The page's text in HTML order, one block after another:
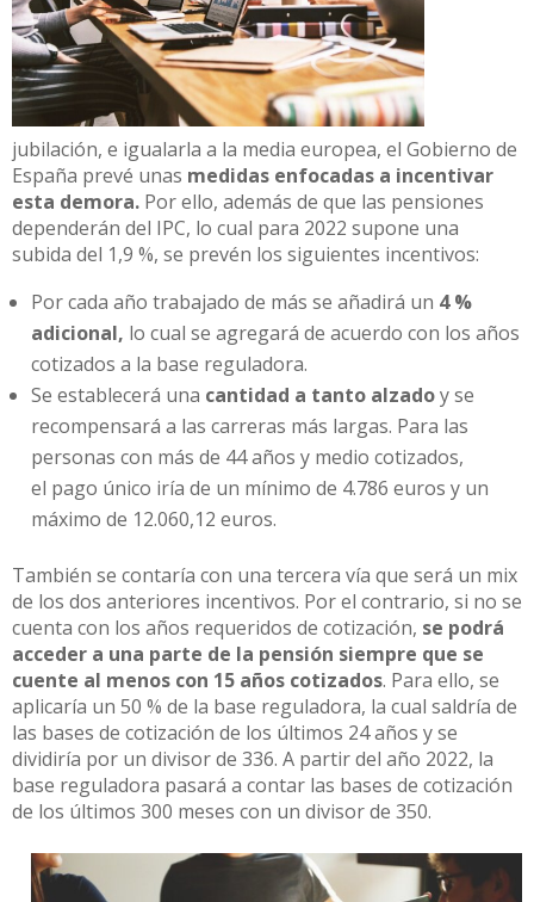
jubilación, e igualarla a la media europea, el Gobierno de
España prevé unas medidas enfocadas a incentivar
esta demora. Por ello, además de que las pensiones
dependerán del IPC, lo cual para 2022 supone una
subida del 1,9 %, se prevén los siguientes incentivos:
Por cada año trabajado de más se añadirá un 4 %
adicional, lo cual se agregará de acuerdo con los años
cotizados a la base reguladora.
Se establecerá una cantidad a tanto alzadoy se
recompensará a las carreras más largas. Para las
personas con más de 44 años y medio cotizados,
el pago único iría de un mínimo de 4.786 euros y un
máximo de 12.060,12 euros.
También se contaría con una tercera vía que será un mix
de los dos anteriores incentivos. Por el contrario, si no se
cuenta con los años requeridos de cotización, se podrá
acceder a una parte de la pensión siempre que se
cuente al menos con 15 años cotizados. Para ello, se
aplicaría un 50 % de la base reguladora, la cual saldría de
las bases de cotización de los últimos 24 años y se
dividiría por un divisor de 336. A partir del año 2022, la
base reguladora pasará a contar las bases de cotización
de los últimos 300 meses con un divisor de 350.